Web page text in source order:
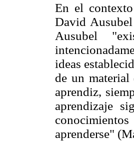
En el
David
Ausubel
ideas
de un
aprendiz,
aprendizaje
aprenderse"